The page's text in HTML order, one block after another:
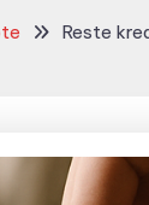
Reste